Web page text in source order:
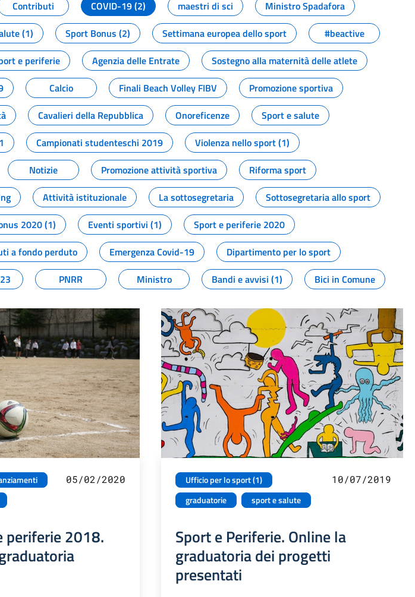
Contributi COVID-19 (2) maestri di sci
Ministro Spadafora
(1) Sport Bonus (2) Settimana europea dello sport
#beactive
e periferie Agenzia delle Entrate
Sostegno alla maternità delle atlete
Calcio Finali Beach Volley FIBV
Promozione sportiva
Cavalieri della Repubblica Onoreficenze
Sport e salute
Campionati studenteschi 2019
Violenza nello sport (1)
Notizie Promozione attività sportiva
Riforma sport
Attività istituzionale La sottosegretaria
Sottosegretaria allo sport
2020 (1) Eventi sportivi (1)
Sport e periferie 2020
a fondo perduto Emergenza Covid-19
Dipartimento per lo sport
PNRR Ministro Bandi e avvisi (1) Bici in Comune
05/02/2020
periferie 2018.
Ufficio per lo sport (1)
graduatorie
sport e salute
10/07/2019
Sport e Periferie. Online la
graduatoria dei progetti
presentati